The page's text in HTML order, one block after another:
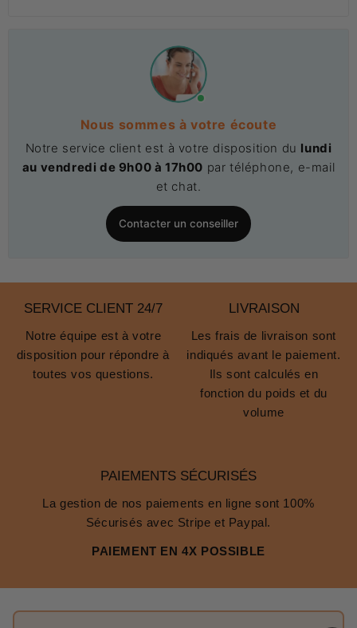
Nous sommes à votre écoute
Notre service client est à votre disposition du lundi
au vendredi de 9h00 à 17h00 par téléphone, e-mail
et chat.
Contacter un conseiller
SERVICE CLIENT 24/7
Notre équipe est à votre
disposition pour répondre à
toutes vos questions.
LIVRAISON
Les frais de livraison sont
indiqués avant le paiement.
Ils sont calculés en
fonction du poids et du
volume
PAIEMENTS SÉCURISÉS
La gestion de nos paiements en ligne sont 100%
Sécurisés avec Stripe et Paypal.
PAIEMENT EN 4X POSSIBLE